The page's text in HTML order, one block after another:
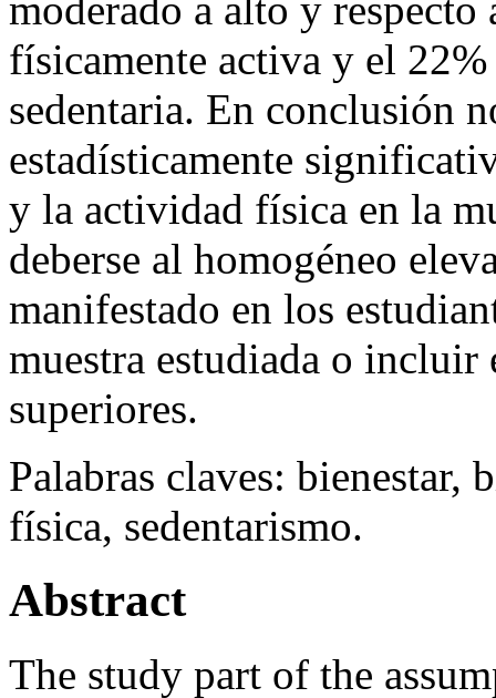
moderado a alto y
físicamente activa y el
sedentaria. En conclusión
estadísticamente
y la actividad física en la
deberse al homogéneo
manifestado en los
muestra estudiada o incluir
superiores.
Palabras claves: bienestar,
física, sedentarismo.
Abstract